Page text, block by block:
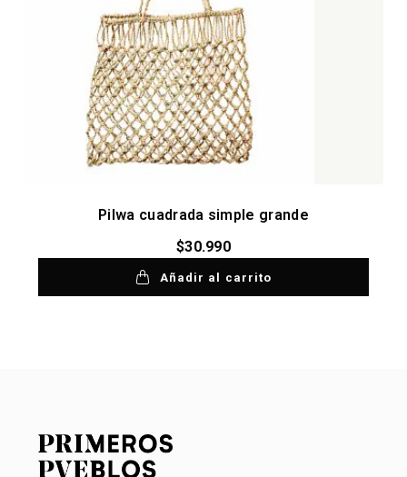
Pilwa cuadrada simple grande
$30.990
Añadir al carrito